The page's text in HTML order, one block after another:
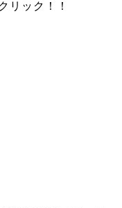
リック！！